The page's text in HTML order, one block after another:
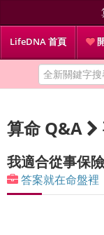
LifeDNA 首頁
算命 Q&A
我適合從事保
答案就在命盤裡